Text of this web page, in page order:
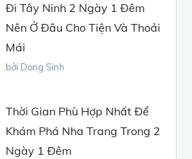
Đi Tây Ninh 2 Ngày 1 Đêm
Nên Ở Đâu Cho Tiện Và Thoải
Mái
bởi Dong Sinh
Thời Gian Phù Hợp Nhất Để
Khám Phá Nha Trang Trong 2
Ngày 1 Đêm